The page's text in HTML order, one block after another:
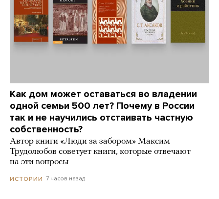
Как дом может оставаться во владении
одной семьи 500 лет? Почему в России
так и не научились отстаивать частную
собственность?
Автор книги «Люди за забором» Максим
Трудолюбов советует книги, которые отвечают
на эти вопросы
ИСТОРИИ 7 часов назад